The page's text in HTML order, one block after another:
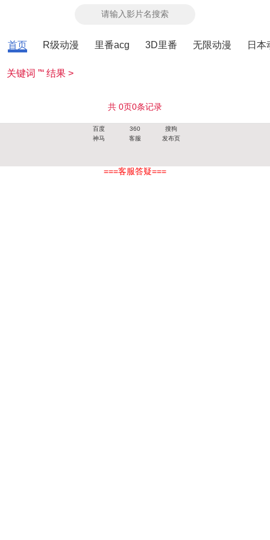
首页 R级动漫 里番acg 3D里番 无限动漫 日本
关键词 ”“ 结果 >
共 0页0条记录
百度 360
搜狗
神马
客服 发布页
===客服答疑===